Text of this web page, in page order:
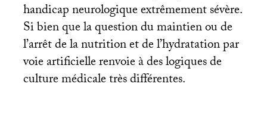
handicap neurologique extrêmement sévère.
Si bien que la question du maintien ou de
l’arrêt de la nutrition et de l’hydratation par
voie artificielle renvoie à des logiques de
culture médicale très différentes.